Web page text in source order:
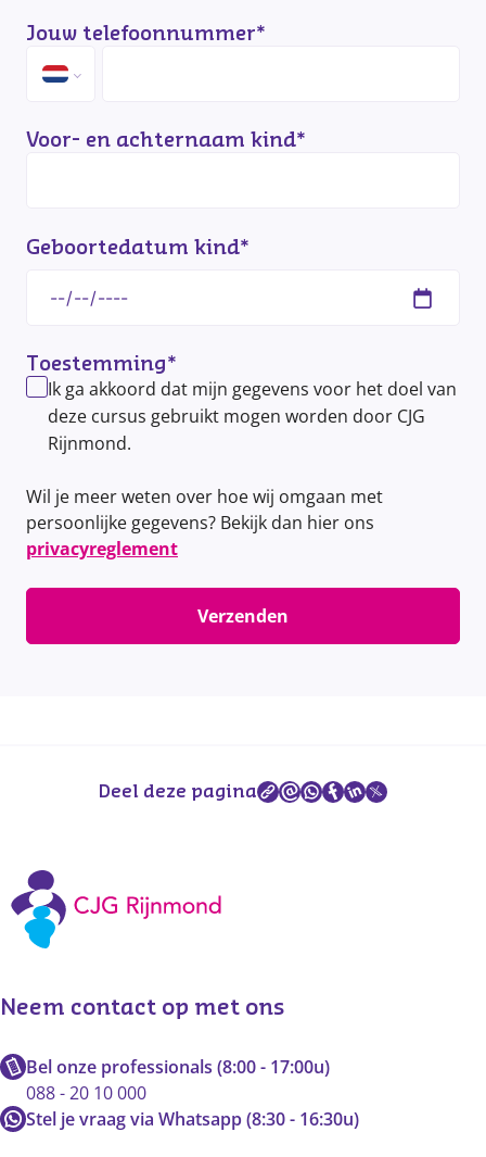
Jouw telefoonnummer*
Voor- en achternaam kind*
Geboortedatum kind*
Toestemming*
Ik ga akkoord dat mijn gegevens voor het doel van
deze cursus gebruikt mogen worden door CJG
Rijnmond.
Wil je meer weten over hoe wij omgaan met
persoonlijke gegevens? Bekijk dan hier ons
privacyreglement
Verzenden
Deel deze pagina
Neem contact op met ons
Bel onze professionals (8:00 - 17:00u)
088 - 20 10 000
Stel je vraag via Whatsapp (8:30 - 16:30u)